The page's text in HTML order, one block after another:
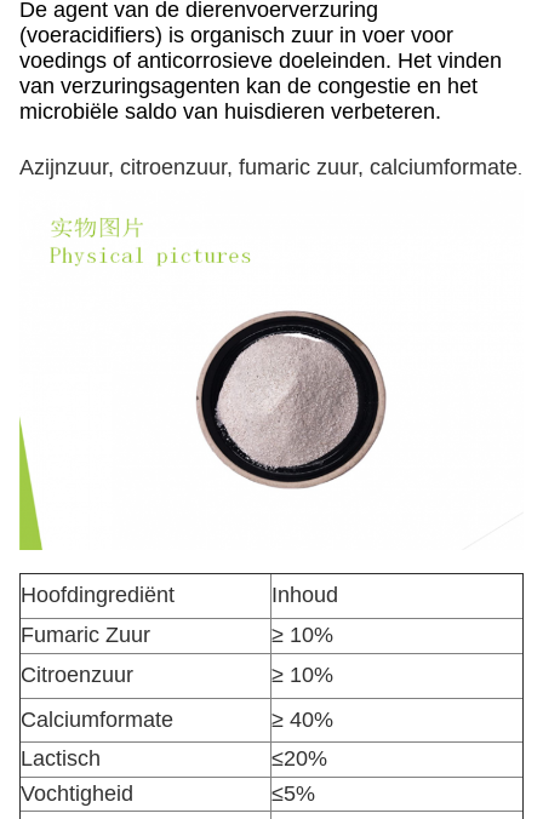
De agent van de dierenvoerverzuring
(voeracidifiers) is organisch zuur in voer voor
voedings of anticorrosieve doeleinden. Het vinden
van verzuringsagenten kan de congestie en het
microbiële saldo van huisdieren verbeteren.
Azijnzuur, citroenzuur, fumaric zuur, calciumformate
Hoofdingrediënt
Inhoud
Fumaric Zuur
≥ 10%
Citroenzuur
≥ 10%
Calciumformate
≥ 40%
Lactisch
≤20%
Vochtigheid
≤5%